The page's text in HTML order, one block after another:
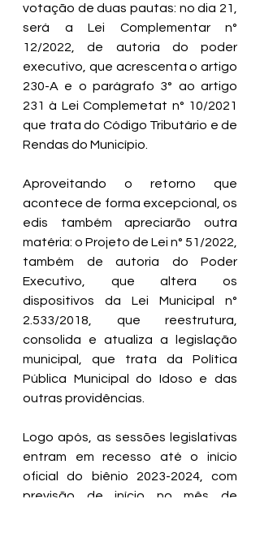
votação de duas pautas: no dia 21,
será a Lei Complementar n°
12/2022, de autoria do poder
executivo, que acrescenta o artigo
230-A e o parágrafo 3° ao artigo
231 à Lei Complemetat n° 10/2021
que trata do Código Tributário e de
Rendas do Município.
Aproveitando o retorno que
acontece de forma excepcional, os
edis também apreciarão outra
matéria: o Projeto de Lei n° 51/2022,
também de autoria do Poder
Executivo, que altera os
dispositivos da Lei Municipal n°
2.533/2018, que reestrutura,
consolida e atualiza a legislação
municipal, que trata da Política
Pública Municipal do Idoso e das
outras providências.
Logo após, as sessões legislativas
entram em recesso até o início
oficial do biênio 2023-2024, com
previsão de início no mês de